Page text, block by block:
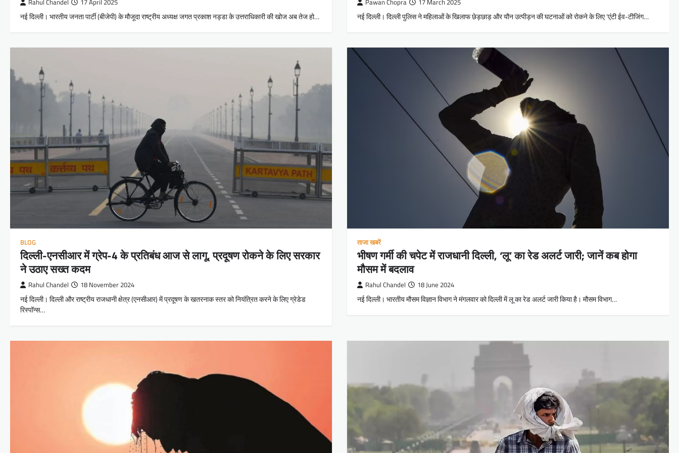
Rahul Chandel 17 April 2025
नई दिल्ली। भारतीय जनता पार्टी (बीजेपी) के मौजूदा राष्ट्रीय अध्यक्ष जगत प्रकाश नड्डा के उत्तराधिकारी की खोज अब तेज हो…
Pawan Chopra 17 March 2025
नई दिल्ली। दिल्ली पुलिस ने महिलाओं के खिलाफ छेड़छाड़ और यौन उत्पीड़न की घटनाओं को रोकने के लिए ‘एंटी ईव-टीजिंग…
BLOG
दिल्ली-एनसीआर में ग्रेप-4 के प्रतिबंध आज से लागू, प्रदूषण रोकने के लिए सरकार
ने उठाए सख्त कदम
Rahul Chandel 18 November 2024
नई दिल्ली। दिल्ली और राष्ट्रीय राजधानी क्षेत्र (एनसीआर) में प्रदूषण के खतरनाक स्तर को नियंत्रित करने के लिए ग्रेडेड
रिस्पॉन्स…
ताजा खबरें
भीषण गर्मी की चपेट में राजधानी दिल्ली, ‘लू’ का रेड अलर्ट जारी; जानें कब होगा
मौसम में बदलाव
Rahul Chandel 18 June 2024
नई दिल्ली। भारतीय मौसम विज्ञान विभाग ने मंगलवार को दिल्ली में लू का रेड अलर्ट जारी किया है। मौसम विभाग…